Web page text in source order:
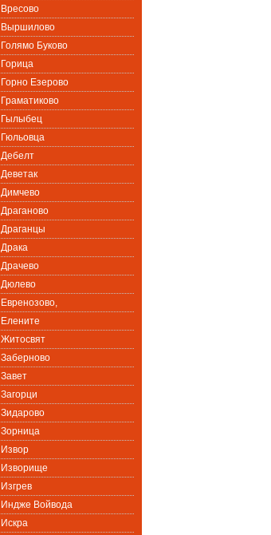
Вресово
Выршилово
Голямо Буково
Горица
Горно Езерово
Граматиково
Гылыбец
Гюльовца
Дебелт
Деветак
Димчево
Драганово
Драганцы
Драка
Драчево
Дюлево
Евренозово,
Елените
Житосвят
Заберново
Завет
Загорци
Зидарово
Зорница
Извор
Изворище
Изгрев
Индже Войвода
Искра